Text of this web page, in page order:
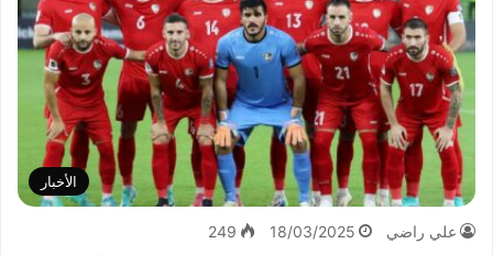
الأخبار
علي راضي 18/03/2025
249